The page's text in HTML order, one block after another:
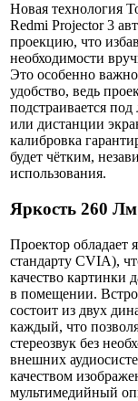
Новая технология
Redmi Projector 3
проекцию, что
необходимости
Это особенно
удобство, ведь
подстраивается
или дистанции
калибровка
будет чётким,
использования.
Яркость 260
Проектор обладает
стандарту CVIA),
качество картинки
в помещении.
состоит из двух
каждый, что
стереозвук без
внешних
качеством
мультимедийный